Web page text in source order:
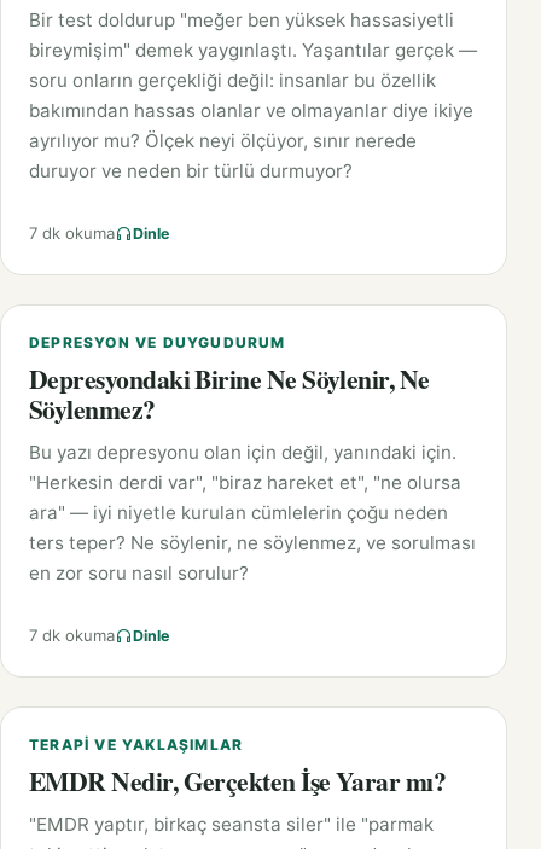
Bir test doldurup "meğer ben yüksek hassasiyetli
bireymişim" demek yaygınlaştı. Yaşantılar gerçek —
soru onların gerçekliği değil: insanlar bu özellik
bakımından hassas olanlar ve olmayanlar diye ikiye
ayrılıyor mu? Ölçek neyi ölçüyor, sınır nerede
duruyor ve neden bir türlü durmuyor?
7 dk okuma Dinle
DEPRESYON VE DUYGUDURUM
Depresyondaki Birine Ne Söylenir, Ne
Söylenmez?
Bu yazı depresyonu olan için değil, yanındaki için.
"Herkesin derdi var", "biraz hareket et", "ne olursa
ara" — iyi niyetle kurulan cümlelerin çoğu neden
ters teper? Ne söylenir, ne söylenmez, ve sorulması
en zor soru nasıl sorulur?
7 dk okuma Dinle
TERAPI VE YAKLAŞIMLAR
EMDR Nedir, Gerçekten İşe Yarar mı?
"EMDR yaptır, birkaç seansta siler" ile "parmak